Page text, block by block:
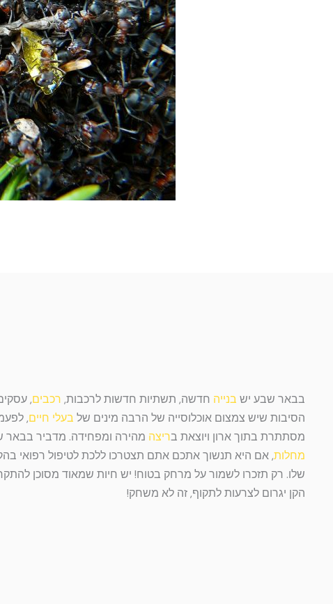
בבאר שבע יש בנייה חדשה, תשתיות חדשות לרכבות, רכבים,
הסיבות שיש צמצום אוכלוסייה של הרבה מינים של בעלי חיים,
מסתתרת בתוך ארון ויוצאת בריצה מהירה ומפחידה. מדביר בבאר
מחלות, אם היא תנשוך אתכם אתם תצטרכו ללכת לטיפול רפואי
שלו. רק תזכרו לשמור על מרחק בטוח! יש חיות שמאוד מסוכן
הקן יגרום לצרעות לתקוף, זה לא משחק!